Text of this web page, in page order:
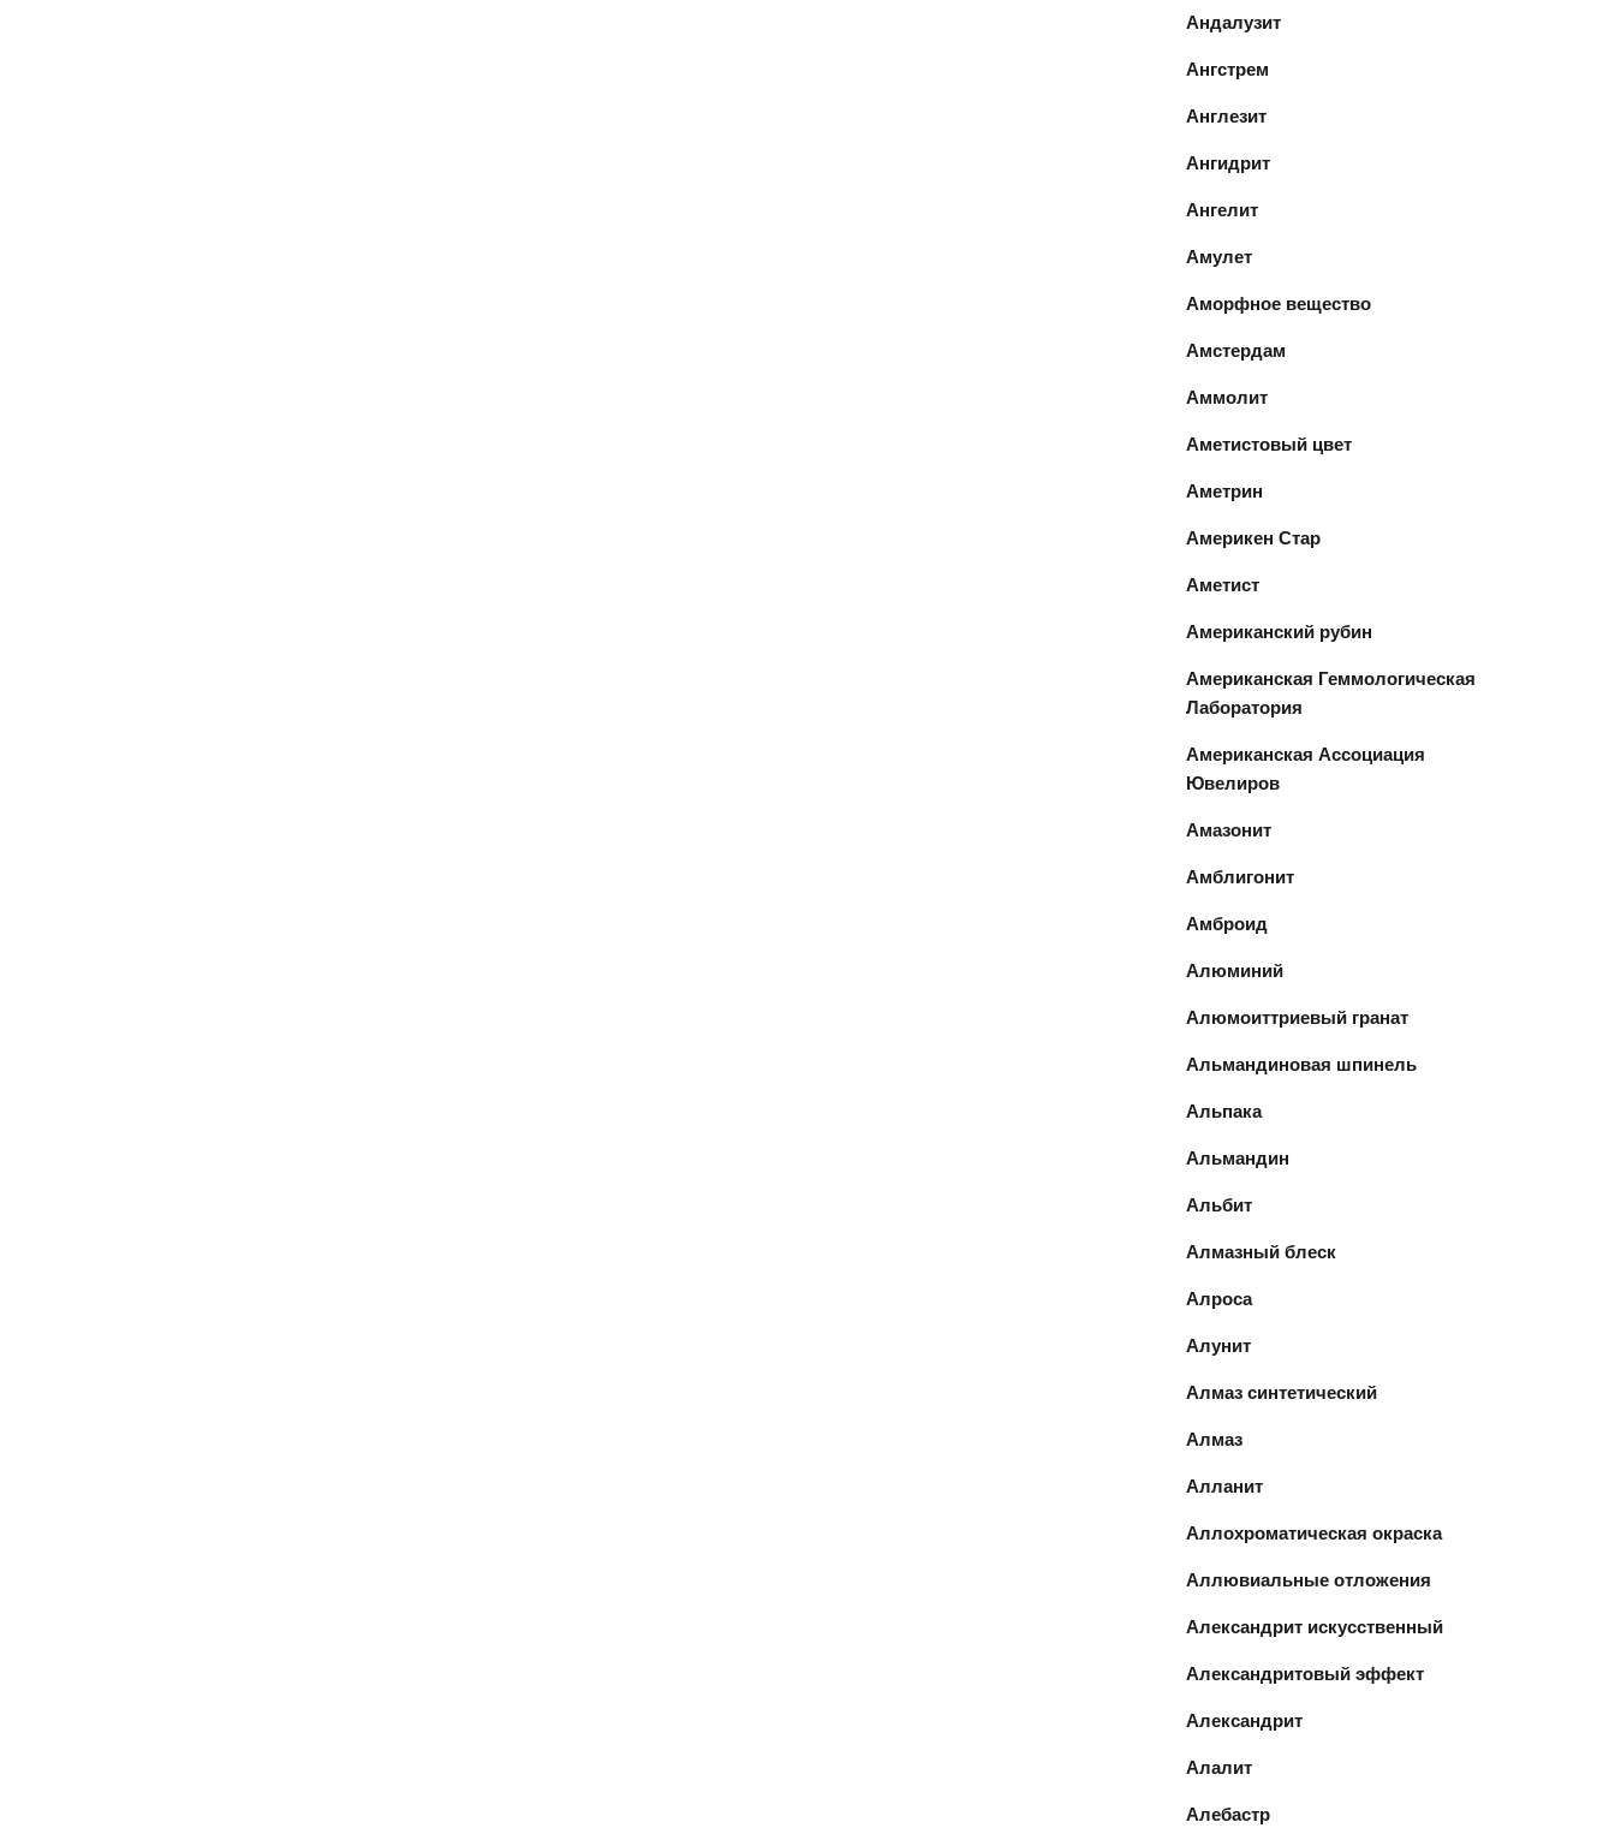
Андалузит
Ангстрем
Англезит
Ангидрит
Ангелит
Амулет
Аморфное вещество
Амстердам
Аммолит
Аметистовый цвет
Аметрин
Америкен Стар
Аметист
Американский рубин
Американская Геммологическая
Лаборатория
Американская Ассоциация
Ювелиров
Амазонит
Амблигонит
Амброид
Алюминий
Алюмоиттриевый гранат
Альмандиновая шпинель
Альпака
Альмандин
Альбит
Алмазный блеск
Алроса
Алунит
Алмаз синтетический
Алмаз
Алланит
Аллохроматическая окраска
Аллювиальные отложения
Александрит искусственный
Александритовый эффект
Александрит
Алалит
Алебастр